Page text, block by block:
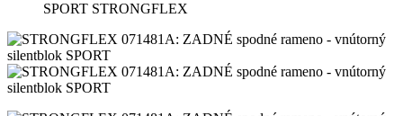
SPORT STRONGFLEX